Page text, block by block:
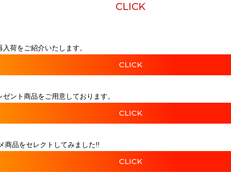
CLICK
荷をご紹介いたします。
CLICK
ント商品をご用意しております。
CLICK
商品をセレクトしてみました!!
CLICK